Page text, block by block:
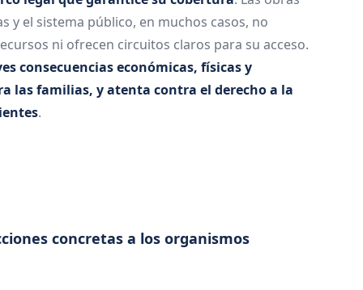
y el sistema público, en muchos casos, no
ni ofrecen circuitos claros para su acceso.
consecuencias económicas, físicas y
las familias, y atenta contra el derecho a la
.
concretas a los organismos